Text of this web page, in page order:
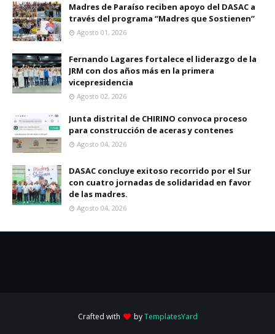
Madres de Paraíso reciben apoyo del DASAC a
través del programa “Madres que Sostienen”
Agosto 01, 2026
Fernando Lagares fortalece el liderazgo de la
JRM con dos años más en la primera
vicepresidencia
Agosto 02, 2026
Junta distrital de CHIRINO convoca proceso
para construcción de aceras y contenes
Agosto 04, 2026
DASAC concluye exitoso recorrido por el Sur
con cuatro jornadas de solidaridad en favor
de las madres.
Agosto 04, 2026
Crafted with byTemplatesYard